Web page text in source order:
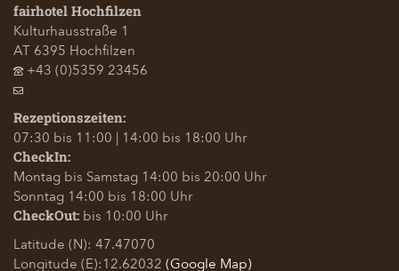
fairhotel Hochfilzen
Kulturhausstraße 1
AT 6395 Hochfilzen
+43 (0)5359 23456
Rezeptionszeiten:
07:30 bis 11:00 | 14:00 bis 18:00 Uhr
CheckIn:
Montag bis Samstag 14:00 bis 20:00 Uhr
Sonntag 14:00 bis 18:00 Uhr
CheckOut: bis 10:00 Uhr
Latitude (N): 47.47070
Longitude (E):12.62032 (Google Map)